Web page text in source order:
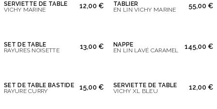
SERVIETTE DE TABLE
VICHY MARINE
12,00 €
TABLIER
EN LIN VICHY MARINE
55,00 €
SET DE TABLE
RAYURES NOISETTE
13,00 €
NAPPE
EN LIN LAVÉ CARAMEL
145,00 €
SET DE TABLE BASTIDE
RAYURE CURRY
15,00 €
SERVIETTE DE TABLE
VICHY XL BLEU
12,00 €